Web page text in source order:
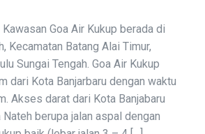
Kawasan Goa Air Kukup berada di
Kecamatan Batang Alai Timur,
Sungai Tengah. Goa Air Kukup
dari Kota Banjarbaru dengan waktu
Akses darat dari Kota Banjabaru
berupa jalan aspal dengan